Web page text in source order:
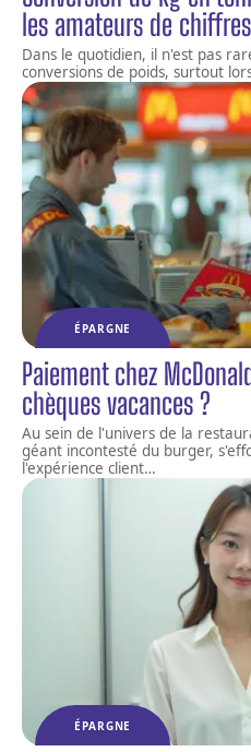
les amateurs de chiffres
Dans le quotidien, il n'est pas
conversions de poids, surtout
ÉPARGNE
Paiement chez
chèques vacances ?
Au sein de l'univers de la
géant incontesté du burger,
l'expérience client…
ÉPARGNE